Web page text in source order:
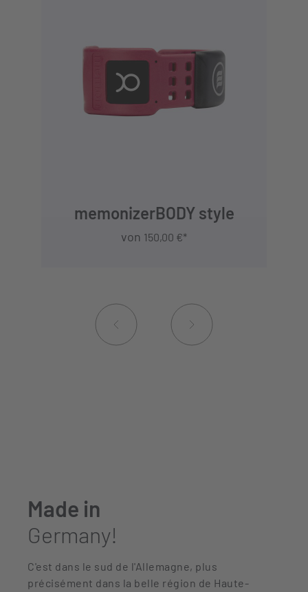
memonizerBODY style
von 150,00 €*
DETAILS
Made in
Germany!
C'est dans le sud de l'Allemagne, plus
précisément dans la belle région de Haute-